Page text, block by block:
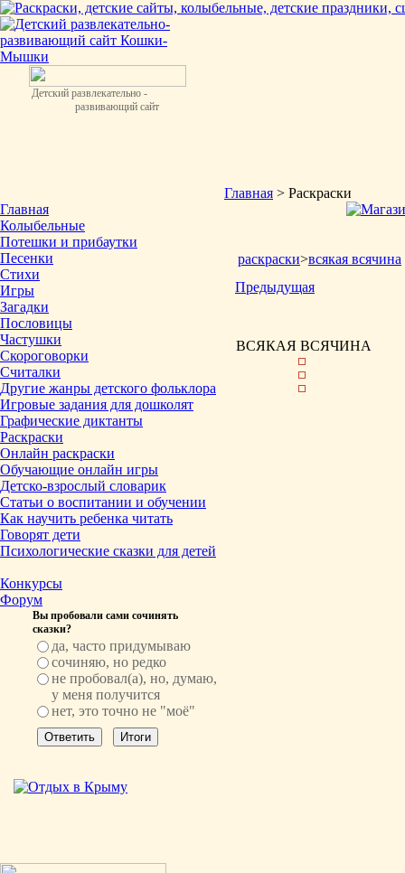
Детский развлекательно -
развивающий сайт
Главная
Колыбельные
Потешки и прибаутки
Песенки
Стихи
Игры
Загадки
Пословицы
Частушки
Скороговорки
Считалки
Другие жанры детского фольклора
Игровые задания для дошколят
Графические диктанты
Раскраски
Онлайн раскраски
Обучающие онлайн игры
Детско-взрослый словарик
Статьи о воспитании и обучении
Как научить ребенка читать
Говорят дети
Психологические сказки для детей
Конкурсы
Форум
Вы пробовали сами сочинять
сказки?
да, часто придумываю
сочиняю, но редко
не пробовал(а), но, думаю,
у меня получится
нет, это точно не "моё"
Главная > Раскраски
раскраски>всякая всячина
Предыдущая
ВСЯКАЯ ВСЯЧИНА